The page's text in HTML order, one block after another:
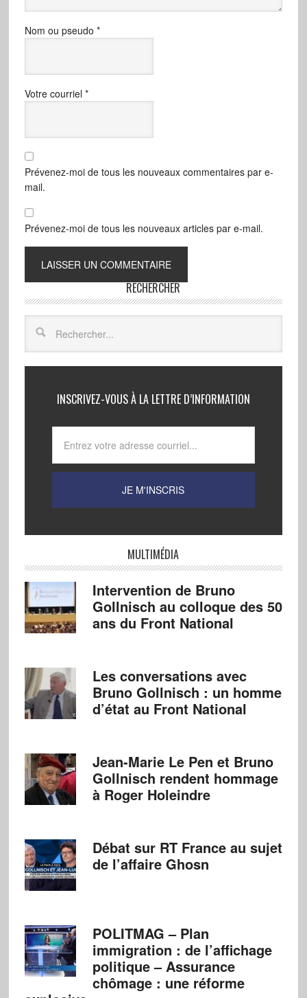
Nom ou pseudo *
Votre courriel *
Prévenez-moi de tous les nouveaux commentaires par e-
mail.
Prévenez-moi de tous les nouveaux articles par e-mail.
RECHERCHER
INSCRIVEZ-VOUS À LA LETTRE D’INFORMATION
MULTIMÉDIA
Intervention de Bruno
Gollnisch au colloque des 50
ans du Front National
Les conversations avec
Bruno Gollnisch : un homme
d’état au Front National
Jean-Marie Le Pen et Bruno
Gollnisch rendent hommage
à Roger Holeindre
Débat sur RT France au sujet
de l’affaire Ghosn
POLITMAG – Plan
immigration : de l’affichage
politique – Assurance
chômage : une réforme